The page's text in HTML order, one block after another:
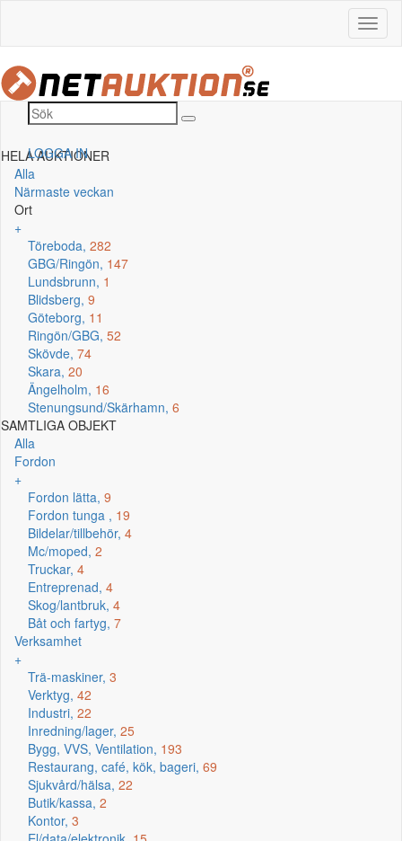
LOGGA IN
HELA AUKTIONER
Alla
Närmaste veckan
Ort
+
Töreboda, 282
GBG/Ringön, 147
Lundsbrunn, 1
Blidsberg, 9
Göteborg, 11
Ringön/GBG, 52
Skövde, 74
Skara, 20
Ängelholm, 16
Stenungsund/Skärhamn, 6
SAMTLIGA OBJEKT
Alla
Fordon
+
Fordon lätta, 9
Fordon tunga , 19
Bildelar/tillbehör, 4
Mc/moped, 2
Truckar, 4
Entreprenad, 4
Skog/lantbruk, 4
Båt och fartyg, 7
Verksamhet
+
Trä-maskiner, 3
Verktyg, 42
Industri, 22
Inredning/lager, 25
Bygg, VVS, Ventilation, 193
Restaurang, café, kök, bageri, 69
Sjukvård/hälsa, 22
Butik/kassa, 2
Kontor, 3